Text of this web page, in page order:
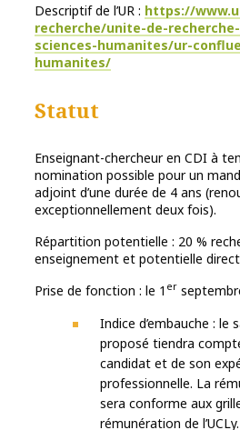
Descriptif de l’UR : https://
recherche/unite-de-
sciences-humanites/ur-
humanites/
Statut
Enseignant-chercheur en CDI à
nomination possible pour un
adjoint d’une durée de 4 ans
exceptionnellement deux fois).
Répartition potentielle : 20 %
enseignement et potentielle
Prise de fonction : le 1 er
Indice d’embauche : le
proposé tiendra
candidat et de son
professionnelle. La
sera conforme aux
rémunération de l’UCLy.